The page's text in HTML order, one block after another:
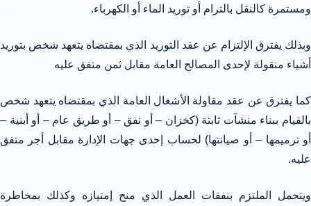
ومستمرة كالنقل بالترام أو توريد الماء أو الكهرباء.
وبذلك يفترق الإلتزام عن عقد التوريد الذي بمقتضاه يتعهد شخص بتوريد
أشياء منقولة لإحدى المصالح العامة مقابل ثمن متفق عليه
كما يفترق عن عقد مقاولة الأشغال العامة الذي بمقتضاه يتعهد شخص
بالقيام ببناء منشآت ثابتة (كخزان – أو نفق – أو طريق عام – أو أبنية –
أو ترميمها – أو صيانتها) لحساب إحدى جهات الإدارة مقابل أجر متفق
عليه.
ويتحمل الملتزم بنفقات العمل الذي منح إمتيازه وكذلك بمخاطرة